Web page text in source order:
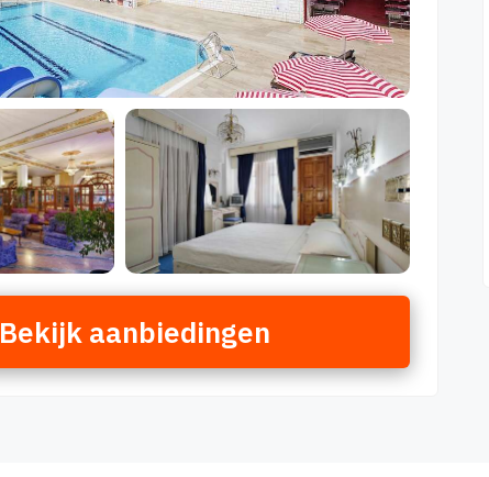
Bekijk aanbiedingen